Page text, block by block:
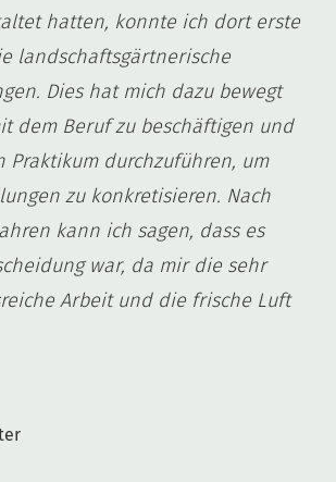
hatten, konnte ich dort erste
landschaftsgärtnerische
Dies hat mich dazu bewegt
dem Beruf zu beschäftigen und
Praktikum durchzuführen, um
zu konkretisieren. Nach
kann ich sagen, dass es
war, da mir die sehr
Arbeit und die frische Luft